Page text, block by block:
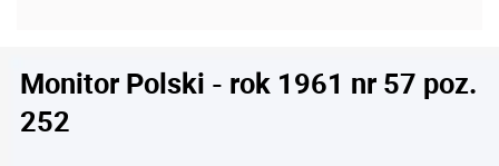
Monitor Polski - rok 1961 nr 57 poz.
252